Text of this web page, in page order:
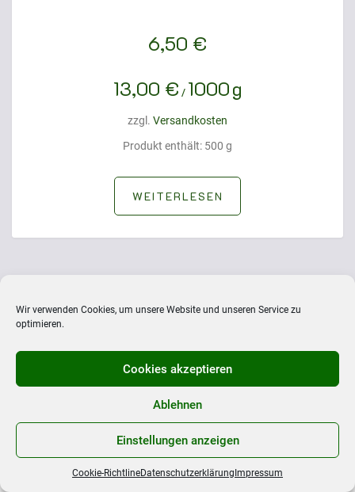
Wir verwenden Cookies, um unsere Website und unseren Service zu
optimieren.
Cookies akzeptieren
Ablehnen
Einstellungen anzeigen
Cookie-RichtlineDatenschutzerklärung Impressum
6,50 €
13,00 € / 1000g
zzgl. Versandkosten
Produkt enthält: 500 g
WEITERLESEN
Wichtige Informationen:
Cookie-Richtline
Datenschutzerklärung
Echtheit von Bewertungen